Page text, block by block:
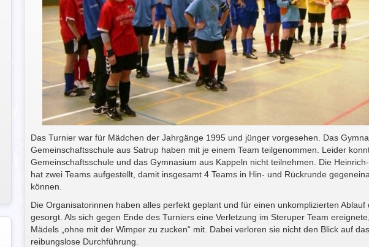
Das Turnier war für Mädchen der Jahrgänge 1995 und jünger vorgesehen. Das
Gemeinschaftsschule aus Satrup haben mit je einem Team teilgenommen. Leider
Gemeinschaftsschule und das Gymnasium aus Kappeln nicht teilnehmen. Die
hat zwei Teams aufgestellt, damit insgesamt 4 Teams in Hin- und Rückrunde
können.
Die Organisatorinnen haben alles perfekt geplant und für einen unkomplizierten Ablauf
gesorgt. Als sich gegen Ende des Turniers eine Verletzung im Steruper Team
Mädels „ohne mit der Wimper zu zucken“ mit. Dabei verloren sie nicht den Blick auf
reibungslose Durchführung.